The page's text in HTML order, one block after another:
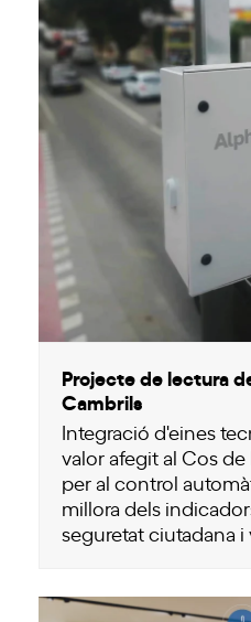
Projecte de lectura
Cambrils
Integració d'eines
valor afegit al Cos
per al control
millora dels
seguretat ciutadana i